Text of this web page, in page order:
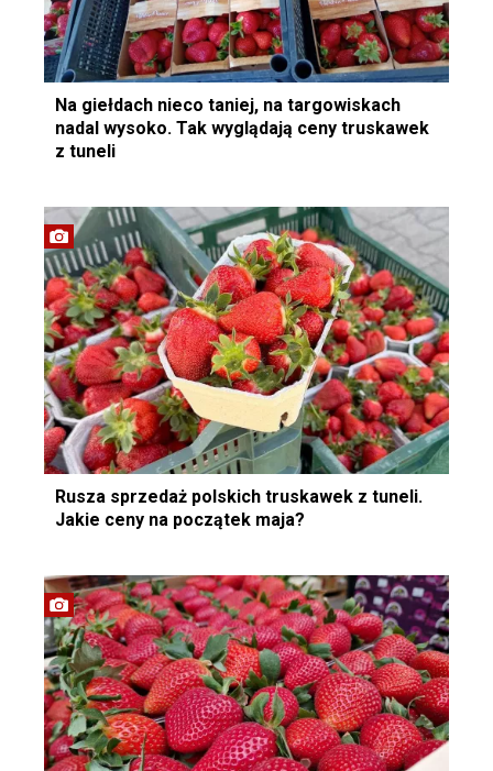
Na giełdach nieco taniej, na targowiskach
nadal wysoko. Tak wyglądają ceny truskawek
z tuneli
Rusza sprzedaż polskich truskawek z tuneli.
Jakie ceny na początek maja?